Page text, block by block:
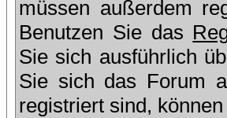
müssen außerdem
Benutzen Sie das
Sie sich ausführlich
Sie sich das Forum
registriert sind,